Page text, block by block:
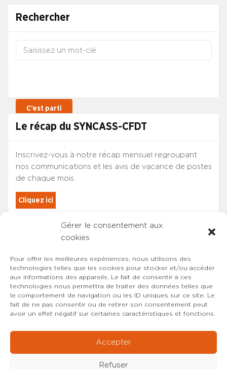
Gérer le consentement aux
cookies
Pour offrir les meilleures expériences, nous utilisons des
technologies telles que les cookies pour stocker et/ou accéder
aux informations des appareils. Le fait de consentir à ces
technologies nous permettra de traiter des données telles que
le comportement de navigation ou les ID uniques sur ce site. Le
fait de ne pas consentir ou de retirer son consentement peut
avoir un effet négatif sur certaines caractéristiques et fonctions.
Accepter
Refuser
Rechercher
Le récap du SYNCASS-CFDT
Inscrivez-vous à notre récap mensuel regroupant
nos communications et les avis de vacance de postes
de chaque mois.
Cliquez ici
Les adhérents du SYNCASS-CFDT
sont automatiquement inscrits.